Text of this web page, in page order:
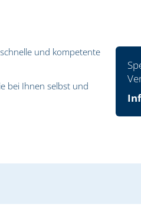
und kompetente
bei Ihnen selbst und